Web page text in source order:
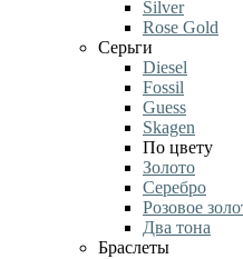
Silver
Rose Gold
Серьги
Diesel
Fossil
Guess
Skagen
По цвету
Золото
Серебро
Розовое
Два тона
Браслеты